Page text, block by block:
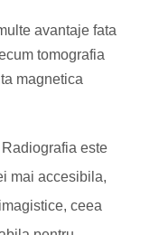
avantaje fata
tomografia
magnetica
este
mai accesibila,
ceea